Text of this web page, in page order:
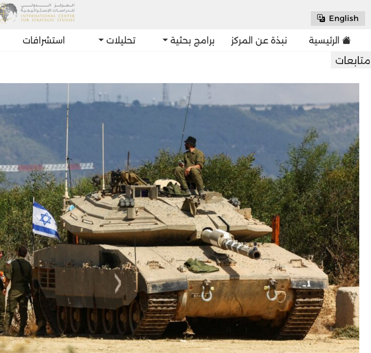
English
الرئيسية نبذة عن المركز برامج بحثية تحليلات استشرافات